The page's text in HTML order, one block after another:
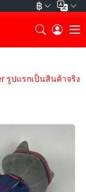
฿
รูปแรกเป็นสินค้าจริง